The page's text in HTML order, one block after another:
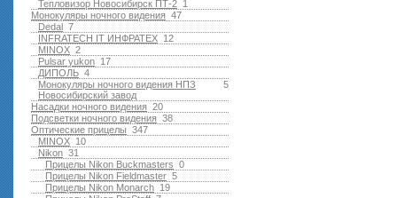
1
Тепловизор Новосибирск ПТ-2
47
Монокуляры ночного видения
7
Dedal
12
INFRATECH IT ИНФРАТЕХ
2
MINOX
17
Pulsar yukon
4
ДИПОЛЬ
5
Монокуляры ночного видения НПЗ
Новосибирский завод
20
Насадки ночного видения
38
Подсветки ночного видения
347
Оптические прицелы
10
MINOX
31
Nikon
0
Прицелы Nikon Buckmasters
5
Прицелы Nikon Fieldmaster
19
Прицелы Nikon Monarch